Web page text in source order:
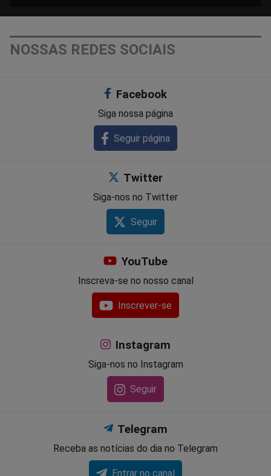
NOSSAS REDES SOCIAIS
Facebook
Siga nossa página
Seguir página
Twitter
Siga-nos no Twitter
Seguir
YouTube
Inscreva-se no nosso canal
Inscrever-se
Instagram
Siga-nos no Instagram
Seguir
Telegram
Receba as notícias do dia no Telegram
Entrar no canal